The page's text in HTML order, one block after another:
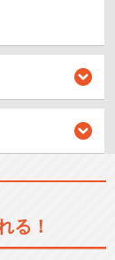
る！